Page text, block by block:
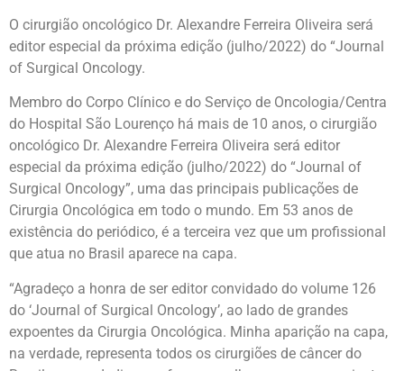
O cirurgião oncológico Dr. Alexandre Ferreira Oliveira será
editor especial da próxima edição (julho/2022) do “Journal
of Surgical Oncology.
Membro do Corpo Clínico e do Serviço de Oncologia/Centra
do Hospital São Lourenço há mais de 10 anos, o cirurgião
oncológico Dr. Alexandre Ferreira Oliveira será editor
especial da próxima edição (julho/2022) do “Journal of
Surgical Oncology”, uma das principais publicações de
Cirurgia Oncológica em todo o mundo. Em 53 anos de
existência do periódico, é a terceira vez que um profissional
que atua no Brasil aparece na capa.
“Agradeço a honra de ser editor convidado do volume 126
do ‘Journal of Surgical Oncology’, ao lado de grandes
expoentes da Cirurgia Oncológica. Minha aparição na capa,
na verdade, representa todos os cirurgiões de câncer do